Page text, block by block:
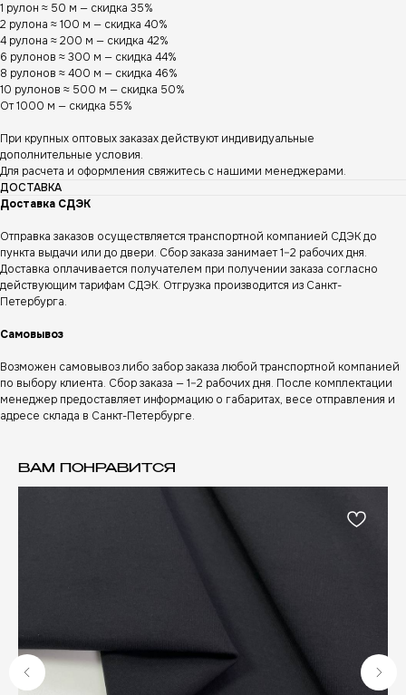
1 рулон ≈ 50 м — скидка 35%
2 рулона ≈ 100 м — скидка 40%
4 рулона ≈ 200 м — скидка 42%
6 рулонов ≈ 300 м — скидка 44%
8 рулонов ≈ 400 м — скидка 46%
10 рулонов ≈ 500 м — скидка 50%
От 1000 м — скидка 55%
При крупных оптовых заказах действуют индивидуальные
дополнительные условия.
Для расчета и оформления свяжитесь с нашими менеджерами.
ДОСТАВКА
Доставка СДЭК
Отправка заказов осуществляется транспортной компанией СДЭК до
пункта выдачи или до двери. Сбор заказа занимает 1–2 рабочих дня.
Доставка оплачивается получателем при получении заказа согласно
действующим тарифам СДЭК. Отгрузка производится из Санкт-
Петербурга.
Самовывоз
Возможен самовывоз либо забор заказа любой транспортной компанией
по выбору клиента. Сбор заказа — 1–2 рабочих дня. После комплектации
менеджер предоставляет информацию о габаритах, весе отправления и
адресе склада в Санкт-Петербурге.
ВАМ ПОНРАВИТСЯ